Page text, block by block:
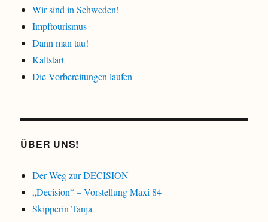
Wir sind in Schweden!
Impftourismus
Dann man tau!
Kaltstart
Die Vorbereitungen laufen
ÜBER UNS!
Der Weg zur DECISION
„Decision“ – Vorstellung Maxi 84
Skipperin Tanja